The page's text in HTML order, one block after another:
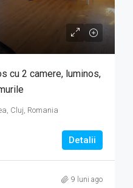
cu 2 camere, luminos,
Cluj, Romania
Detalii
9 luni ago